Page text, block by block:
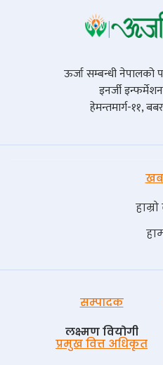
ऊर्जा सम्बन्धी नेपालको
इनर्जी
हेमन्तमार्ग-११,
सम्पादक
लक्ष्मण वियोगी
प्रमुख वित्त अधिकृत